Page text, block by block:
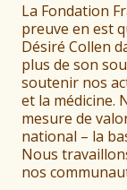
La Fondation
preuve en est
Désiré Collen
plus de son
soutenir nos
et la médicine.
mesure de
national – la
Nous
nos